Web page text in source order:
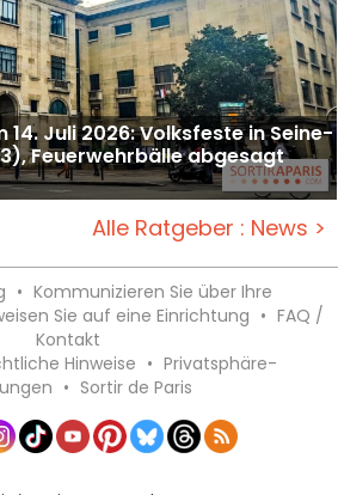
Juli 2026: Volksfeste in Seine-
Feuerwehrbälle abgesagt
Alle Ratgeber : News >
• Kommunizieren Sie über Ihre
Sie auf eine Einrichtung • FAQ /
Kontakt
Hinweise • Privatsphäre-
• Sortir de Paris